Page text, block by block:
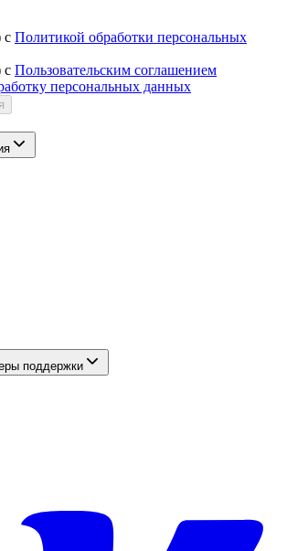
с Политикой обработки персональных
с Пользовательским соглашением
персональных данных
поддержки